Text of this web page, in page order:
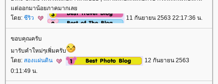
ต่ออกมาน้อยภาคมากเล
ดย: ชีริว 11 กันยายน 2563 22:17:36 น.
ขอบคุณครับ
มารับคำใหม่ๆเพิ่มครับ
ดย: สองแผ่นดิน
12 กันยายน 2563
0:11:49 น.